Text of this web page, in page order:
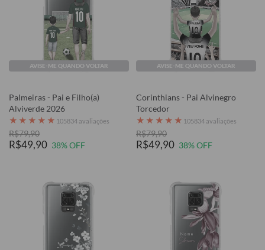
AVISE-ME QUANDO VOLTAR
Palmeiras - Pai e Filho(a)
Alviverde 2026
★ ★ ★ ★ ★ 105834 avaliações
R$79,90
R$49,90 38% OFF
AVISE-ME QUANDO VOLTAR
Corinthians - Pai Alvinegro
Torcedor
★ ★ ★ ★ ★ 105834 avaliações
R$79,90
R$49,90 38% OFF